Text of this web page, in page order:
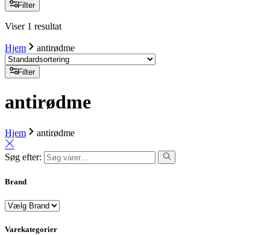
Filter
Viser 1 resultat
Hjem antirødme
Filter
antirødme
Hjem antirødme
Søg efter:
Brand
Varekategorier